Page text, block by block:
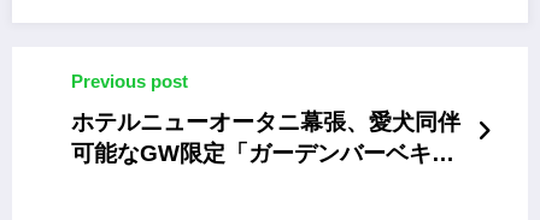
Previous post
ホテルニューオータニ幕張、愛犬同伴
可能なGW限定「ガーデンバーベキュ